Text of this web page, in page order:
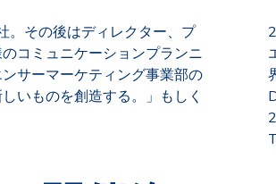
。その後はディレクター、プ
コミュニケーションプランニ
サーマーケティング事業部の
いものを創造する。」もしく